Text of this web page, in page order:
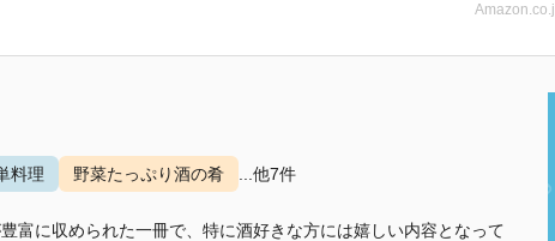
料理 野菜たっぷり酒の肴 ...他7件
富に収められた一冊で、特に酒好きな方には嬉しい内容となって